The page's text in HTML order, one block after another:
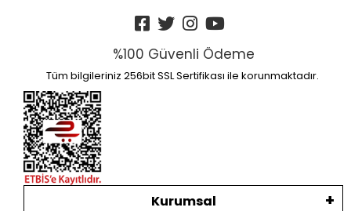
%100 Güvenli Ödeme
Tüm bilgileriniz 256bit SSL Sertifikası ile korunmaktadır.
Kurumsal